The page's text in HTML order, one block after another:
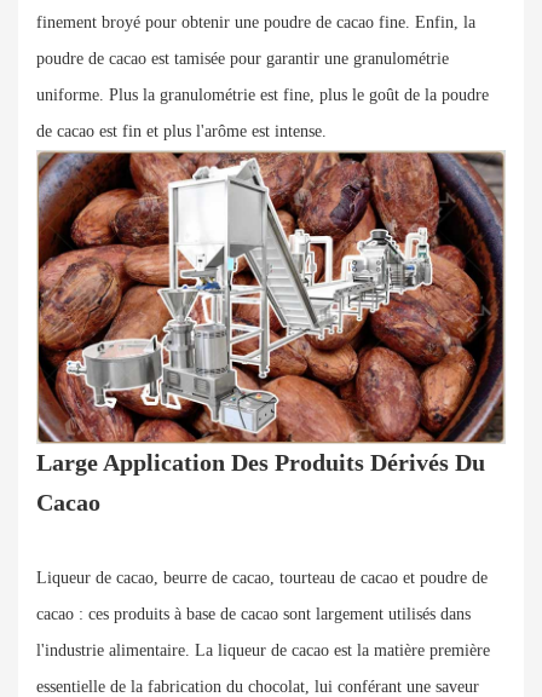
finement broyé pour obtenir une poudre de cacao fine. Enfin, la
poudre de cacao est tamisée pour garantir une granulométrie
uniforme. Plus la granulométrie est fine, plus le goût de la poudre
de cacao est fin et plus l'arôme est intense.
Large Application Des Produits Dérivés Du
Cacao
Liqueur de cacao, beurre de cacao, tourteau de cacao et poudre de
cacao : ces produits à base de cacao sont largement utilisés dans
l'industrie alimentaire. La liqueur de cacao est la matière première
essentielle de la fabrication du chocolat, lui conférant une saveur